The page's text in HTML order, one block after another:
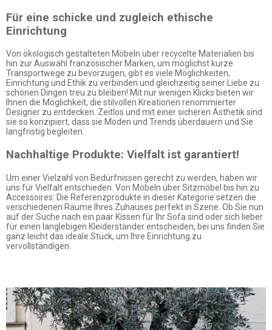
Für eine schicke und zugleich ethische
Einrichtung
Von ökologisch gestalteten Möbeln über recycelte Materialien bis
hin zur Auswahl französischer Marken, um möglichst kurze
Transportwege zu bevorzugen, gibt es viele Möglichkeiten,
Einrichtung und Ethik zu verbinden und gleichzeitig seiner Liebe zu
schönen Dingen treu zu bleiben! Mit nur wenigen Klicks bieten wir
Ihnen die Möglichkeit, die stilvollen Kreationen renommierter
Designer zu entdecken. Zeitlos und mit einer sicheren Ästhetik sind
sie so konzipiert, dass sie Moden und Trends überdauern und Sie
langfristig begleiten.
Nachhaltige Produkte: Vielfalt ist garantiert!
Um einer Vielzahl von Bedürfnissen gerecht zu werden, haben wir
uns für Vielfalt entschieden. Von Möbeln über Sitzmöbel bis hin zu
Accessoires: Die Referenzprodukte in dieser Kategorie setzen die
verschiedenen Räume Ihres Zuhauses perfekt in Szene. Ob Sie nun
auf der Suche nach ein paar Kissen für Ihr Sofa sind oder sich lieber
für einen langlebigen Kleiderständer entscheiden, bei uns finden Sie
ganz leicht das ideale Stück, um Ihre Einrichtung zu
vervollständigen.